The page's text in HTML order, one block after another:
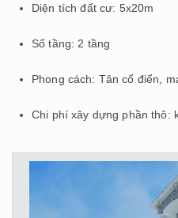
Diện tích đất cư: 5x20m
Số tầng: 2 tầng
Phong cách: Tân cổ điển,
Chi phí xây dựng phần thô: